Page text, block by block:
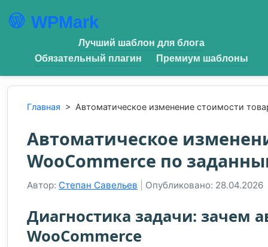
WPMark
Лучший шаблон для блога
Обязательный плагин
Премиум шаблоны
Главная > Автоматическое изменение стоимости
Автоматическое
WooCommerce по
Автор: Степан Савельев Опубликовано: 28.04.2026
Диагностика задачи: зачем
WooCommerce